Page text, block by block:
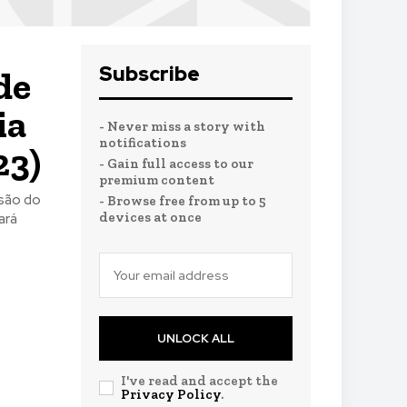
do
Subscribe
- Never miss a story with
notifications
- Gain full access to our
premium content
- Browse free from up to 5
devices at once
UNLOCK ALL
I've read and accept the
Privacy Policy.